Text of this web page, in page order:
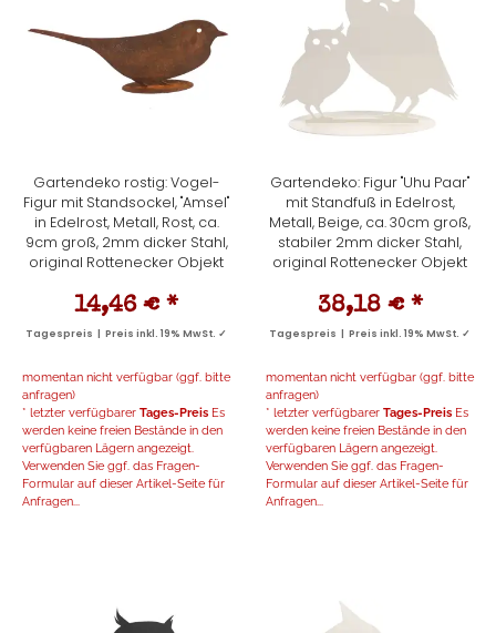
Gartendeko rostig: Vogel-
Figur mit Standsockel, "Amsel"
in Edelrost, Metall, Rost, ca.
9cm groß, 2mm dicker Stahl,
original Rottenecker Objekt
14,46 € *
Tagespreis | Preis inkl. 19% MwSt. ✓
momentan nicht verfügbar (ggf. bitte
anfragen)
* letzter verfügbarer Tages-Preis Es
werden keine freien Bestände in den
verfügbaren Lägern angezeigt.
Verwenden Sie ggf. das Fragen-
Formular auf dieser Artikel-Seite für
Anfragen...
Gartendeko: Figur "Uhu Paar"
mit Standfuß in Edelrost,
Metall, Beige, ca. 30cm groß,
stabiler 2mm dicker Stahl,
original Rottenecker Objekt
38,18 € *
Tagespreis | Preis inkl. 19% MwSt. ✓
momentan nicht verfügbar (ggf. bitte
anfragen)
* letzter verfügbarer Tages-Preis Es
werden keine freien Bestände in den
verfügbaren Lägern angezeigt.
Verwenden Sie ggf. das Fragen-
Formular auf dieser Artikel-Seite für
Anfragen...